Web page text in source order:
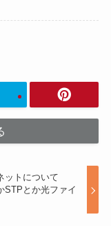
ットについて
STPとか光ファイ